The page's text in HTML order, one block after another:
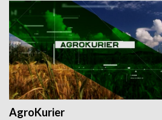
AgroKurier